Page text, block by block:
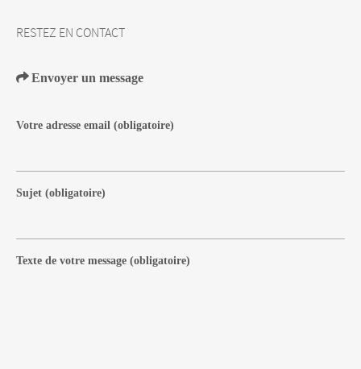
RESTEZ EN CONTACT
Envoyer un message
Votre adresse email (obligatoire)
Sujet (obligatoire)
Texte de votre message (obligatoire)